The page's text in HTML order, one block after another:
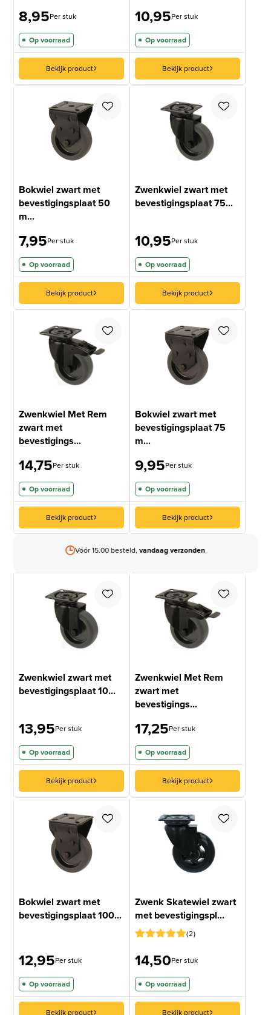
8,95Per stuk
Op voorraad
Bekijk product
5op 5
gebaseerd
op
klantbeoordelingen
10,95Per stuk
Op voorraad
Bekijk product
Bokwiel zwart met
bevestigingsplaat 50
m...
7,95Per stuk
Op voorraad
Bekijk product
Zwenkwiel zwart met
bevestigingsplaat 75...
10,95Per stuk
Op voorraad
Bekijk product
Zwenkwiel Met Rem
zwart met
bevestigings...
14,75Per stuk
Op voorraad
Bekijk product
Bokwiel zwart met
bevestigingsplaat 75
m...
9,95Per stuk
Op voorraad
Bekijk product
Vóór 15.00 besteld,vandaag verzonden
Zwenkwiel zwart met
bevestigingsplaat 10...
13,95Per stuk
Op voorraad
Bekijk product
Zwenkwiel Met Rem
zwart met
bevestigings...
17,25Per stuk
Op voorraad
Bekijk product
Bokwiel zwart met
bevestigingsplaat 100...
12,95Per stuk
Op voorraad
Bekijk product
Zwenk Skatewiel zwart
met bevestigingspl...
5op 5
gebaseerd
op
klantbeoordeling
2
14,50Per stuk
Op voorraad
Bekijk product